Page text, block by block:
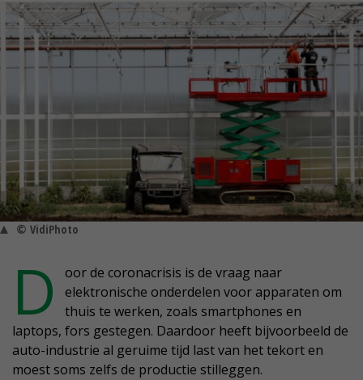
© VidiPhoto
D
oor de coronacrisis is de vraag naar
elektronische onderdelen voor apparaten om
thuis te werken, zoals smartphones en
laptops, fors gestegen. Daardoor heeft bijvoorbeeld de
auto-industrie al geruime tijd last van het tekort en
moest soms zelfs de productie stilleggen.